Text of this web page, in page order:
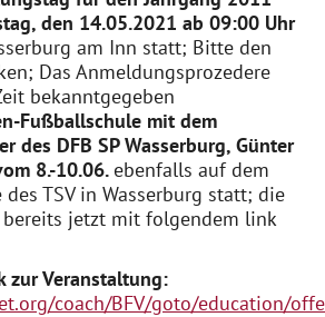
den 14.05.2021 ab 09:00 Uhr
am Inn statt; Bitte den
Das Anmeldungsprozedere
bekanntgegeben
Fußballschule mit dem
des DFB SP Wasserburg, Günter
8.-10.06. ebenfalls auf dem
des TSV in Wasserburg statt; die
jetzt mit folgendem link
zur Veranstaltung:
coach/BFV/goto/education/